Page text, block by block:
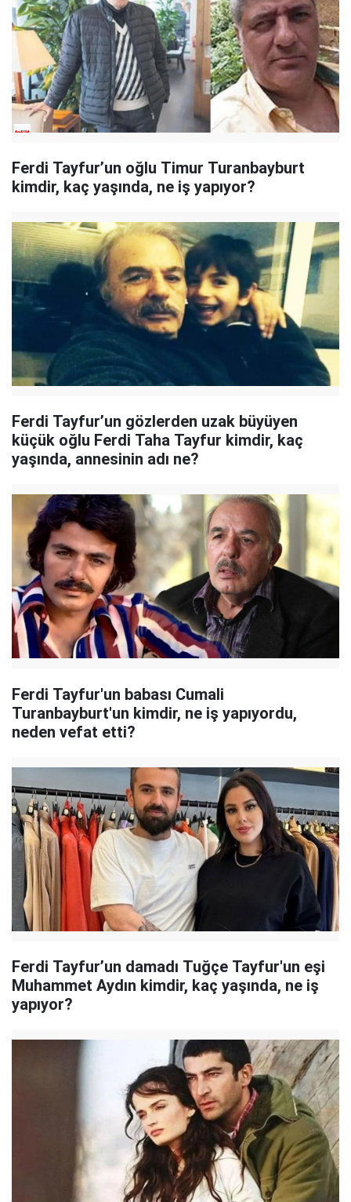
Ferdi Tayfur’un oğlu Timur Turanbayburt
kimdir, kaç yaşında, ne iş yapıyor?
Ferdi Tayfur’un gözlerden uzak büyüyen
küçük oğlu Ferdi Taha Tayfur kimdir, kaç
yaşında, annesinin adı ne?
Ferdi Tayfur'un babası Cumali
Turanbayburt'un kimdir, ne iş yapıyordu,
neden vefat etti?
Ferdi Tayfur’un damadı Tuğçe Tayfur'un eşi
Muhammet Aydın kimdir, kaç yaşında, ne iş
yapıyor?